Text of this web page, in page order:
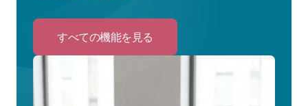
すべての機能を見る
to